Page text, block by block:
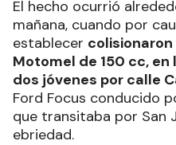
El hecho ocurrió
mañana, cuando por
establecer
Motomel de 150 cc,
dos jóvenes por calle
Ford Focus conducido
que transitaba por San
ebriedad.